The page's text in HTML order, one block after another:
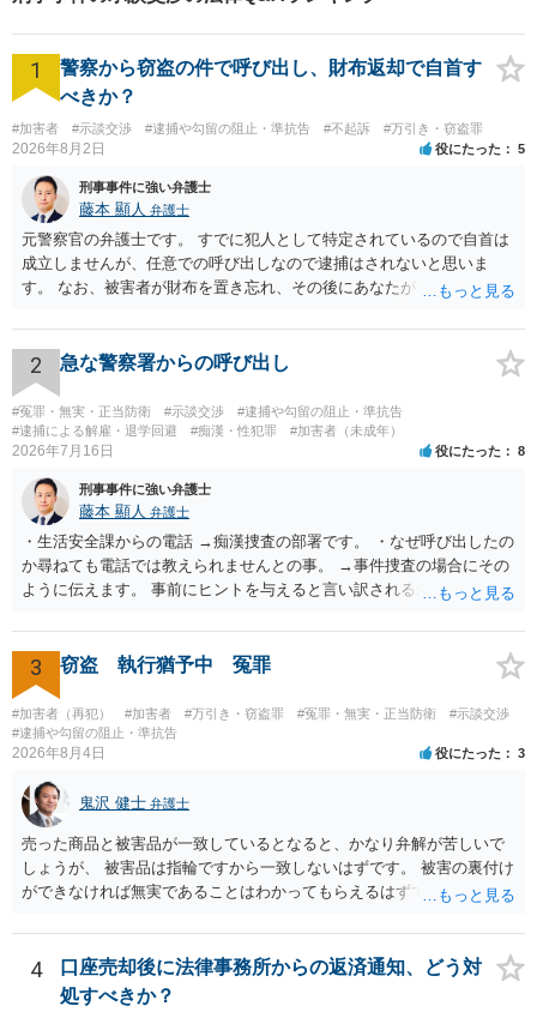
1
警察から窃盗の件で呼び出し、財布返却で自首す
べきか？
#加害者 #示談交渉 #逮捕や勾留の阻止・準抗告 #不起訴 #万引き・窃盗罪
2026年8月2日 役にたった 5
刑事事件に強い弁護士
藤本 顯人 弁護士
元警察官の弁護士です。 すでに犯人として特定されているので自首は
成立しませんが、任意での呼び出しなので逮捕はされないと思いま
す。 なお、被害者が財布を置き忘れ、その後にあなたがトイレに入
と言い逃れはかなり厳しいものと思います。
2 急な警察署からの呼び出し
#冤罪・無実・正当防衛 #示談交渉
#逮捕や勾留の阻止・準抗告
#逮捕による解雇・退学回避
#痴漢・性犯罪 #加害者（未成年）
2026年7月16日 役にたった 8
刑事事件に強い弁護士
藤本 顯人 弁護士
・生活安全課からの電話 →痴漢捜査の部署です。 ・なぜ呼び出したの
か尋ねても電話では教えられませんとの事。 →事件捜査の場合にその
ように伝えます。 事前にヒントを与えると言い訳されるからです。 ・
たり →やはり痴漢として疑われているのでは。 そもそも痴漢をやって
ないのであれば、何も疑われる筋合いは無いわけですし狼狽える必要
はないですね。
3 窃盗 執行猶予中 冤罪
#加害者（再犯） #加害者 #万引き・窃盗罪 #冤罪・無実・正当防衛
#示談交渉
#逮捕や勾留の阻止・準抗告
2026年8月4日 役にたった 3
鬼沢 健士 弁護士
売った商品と被害品が一致しているとなると、かなり弁解が苦しいで
しょうが、 被害品は指輪ですから一致しないはずです。 被害の裏付け
ができなければ無実であることはわかってもらえるはずです。
4
口座売却後に法律事務所からの返済通知、どう対
処すべきか？